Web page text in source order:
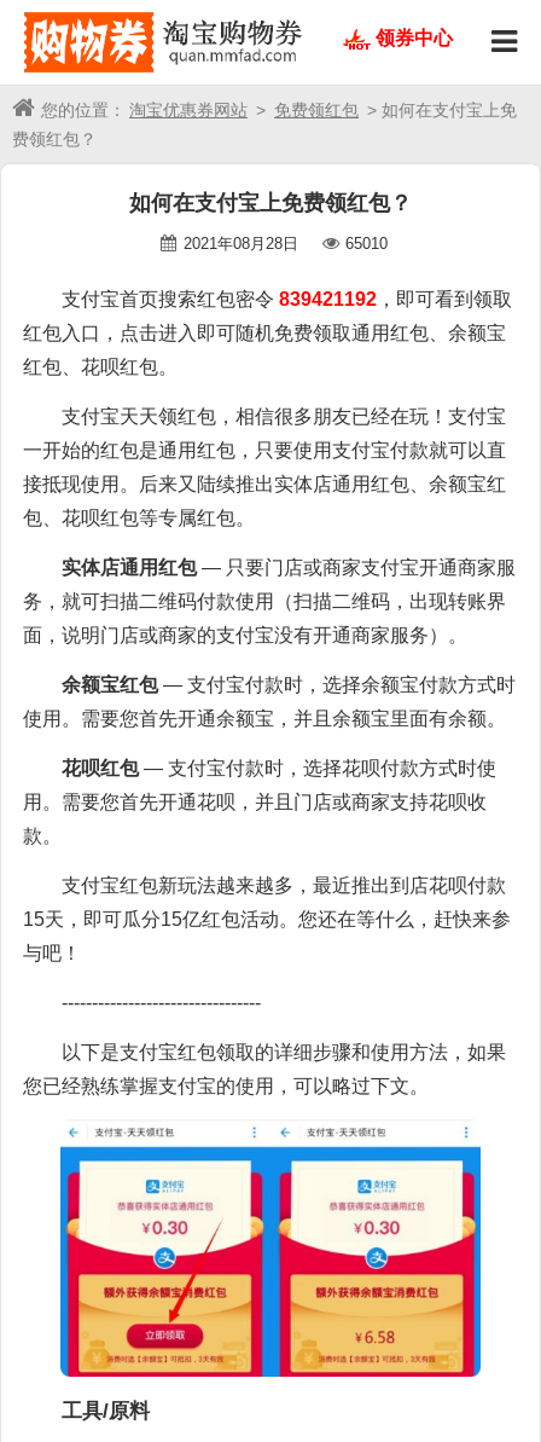
领券中心
您的位置： 淘宝优惠券网站 > 免费领红包 > 如何在支付宝上免
费领红包？
如何在支付宝上免费领红包？
2021年08月28日 65010
支付宝首页搜索红包密令 839421192 ，即可看到领取
红包入口，点击进入即可随机免费领取通用红包、余额宝
红包、花呗红包。
支付宝天天领红包，相信很多朋友已经在玩！支付宝
一开始的红包是通用红包，只要使用支付宝付款就可以直
接抵现使用。后来又陆续推出实体店通用红包、余额宝红
包、花呗红包等专属红包。
实体店通用红包— 只要门店或商家支付宝开通商家服
务，就可扫描二维码付款使用（扫描二维码，出现转账界
面，说明门店或商家的支付宝没有开通商家服务）。
余额宝红包— 支付宝付款时，选择余额宝付款方式时
使用。需要您首先开通余额宝，并且余额宝里面有余额。
花呗红包— 支付宝付款时，选择花呗付款方式时使
用。需要您首先开通花呗，并且门店或商家支持花呗收
款。
支付宝红包新玩法越来越多，最近推出到店花呗付款
15天，即可瓜分15亿红包活动。您还在等什么，赶快来参
与吧！
---------------------------------
以下是支付宝红包领取的详细步骤和使用方法，如果
您已经熟练掌握支付宝的使用，可以略过下文。
工具/原料